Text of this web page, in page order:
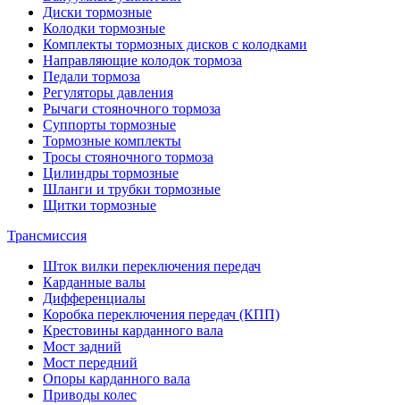
Диски тормозные
Колодки тормозные
Комплекты тормозных дисков с колодками
Направляющие колодок тормоза
Педали тормоза
Регуляторы давления
Рычаги стояночного тормоза
Суппорты тормозные
Тормозные комплекты
Тросы стояночного тормоза
Цилиндры тормозные
Шланги и трубки тормозные
Щитки тормозные
Трансмиссия
Шток вилки переключения передач
Карданные валы
Дифференциалы
Коробка переключения передач (КПП)
Крестовины карданного вала
Мост задний
Мост передний
Опоры карданного вала
Приводы колес